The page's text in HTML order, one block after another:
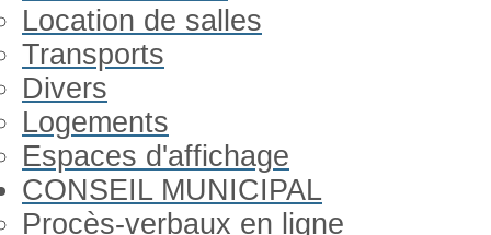
Location de salles
Transports
Divers
Logements
Espaces d'affichage
CONSEIL MUNICIPAL
Procès-verbaux en ligne